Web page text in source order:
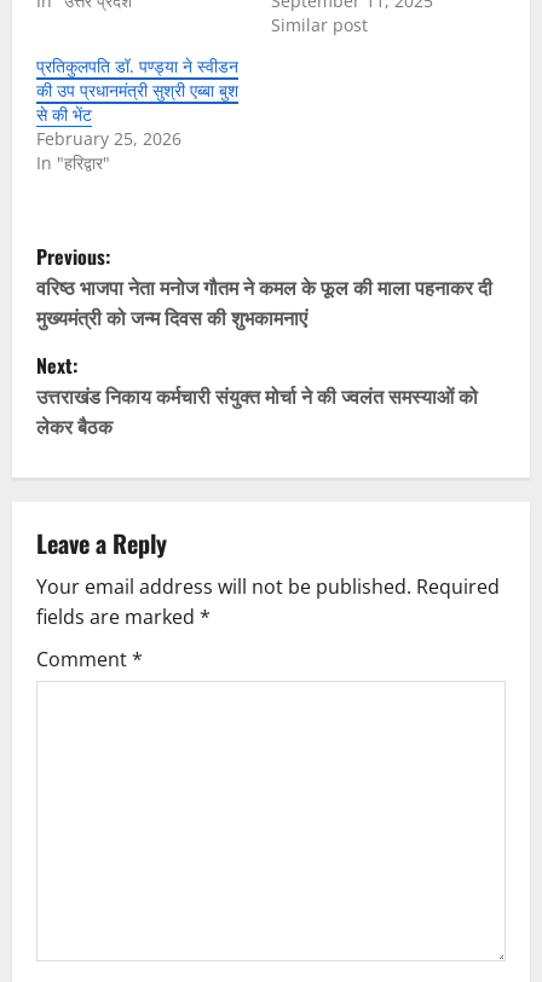
Similar post
प्रतिकुलपति डॉ. पण्ड्या ने स्वीडन
की उप प्रधानमंत्री सुश्री एब्बा बुश
से की भेंट
February 25, 2026
In "हरिद्वार"
P
o
s
t
n
v
i
g
Previous:
वरिष्ठ भाजपा नेता मनोज गौतम ने कमल के फूल की माला पहनाकर दी
मुख्यमंत्री को जन्म दिवस की शुभकामनाएं
Next:
उत्तराखंड निकाय कर्मचारी संयुक्त मोर्चा ने की ज्वलंत समस्याओं को
लेकर बैठक
Leave a Reply
Your email address will not be published. Required
fields are marked *
Comment*